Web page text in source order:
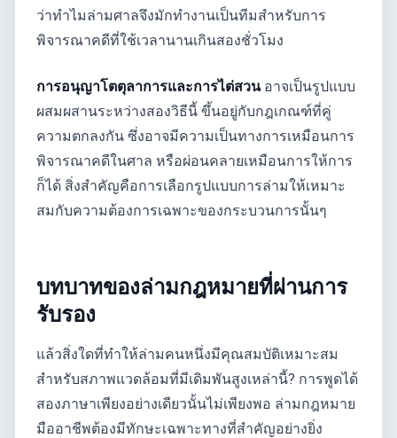
ว่าทำไมล่ามศาลจึงมักทำงานเป็นทีมสำหรับการ
พิจารณาคดีที่ใช้เวลานานเกินสองชั่วโมง
การอนุญาโตตุลาการและการไต่สวนอาจเป็นรูปแบบ
ผสมผสานระหว่างสองวิธีนี้ ขึ้นอยู่กับกฎเกณฑ์ที่คู่
ความตกลงกัน ซึ่งอาจมีความเป็นทางการเหมือนการ
พิจารณาคดีในศาล หรือผ่อนคลายเหมือนการให้การ
ก็ได้ สิ่งสำคัญคือการเลือกรูปแบบการล่ามให้เหมาะ
สมกับความต้องการเฉพาะของกระบวนการนั้นๆ
บทบาทของล่ามกฎหมายที่ผ่านการ
รับรอง
แล้วสิ่งใดที่ทำให้ล่ามคนหนึ่งมีคุณสมบัติเหมาะสม
สำหรับสภาพแวดล้อมที่มีเดิมพันสูงเหล่านี้? การพูดได้
สองภาษาเพียงอย่างเดียวนั้นไม่เพียงพอ ล่ามกฎหมาย
มืออาชีพต้องมีทักษะเฉพาะทางที่สำคัญอย่างยิ่ง